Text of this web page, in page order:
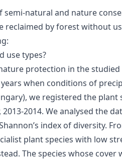
natural and nature
by forest without
use types?
protection in the studied
when conditions of
we registered the
2014. We analysed the
index of diversity.
plant species with low
The species whose